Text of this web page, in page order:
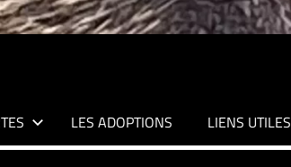
LES ADOPTIONS LIENS UTILES